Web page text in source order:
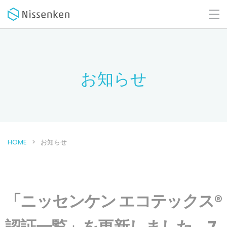
お知らせ
HOME お知らせ
「ニッセンケン エコテックス®